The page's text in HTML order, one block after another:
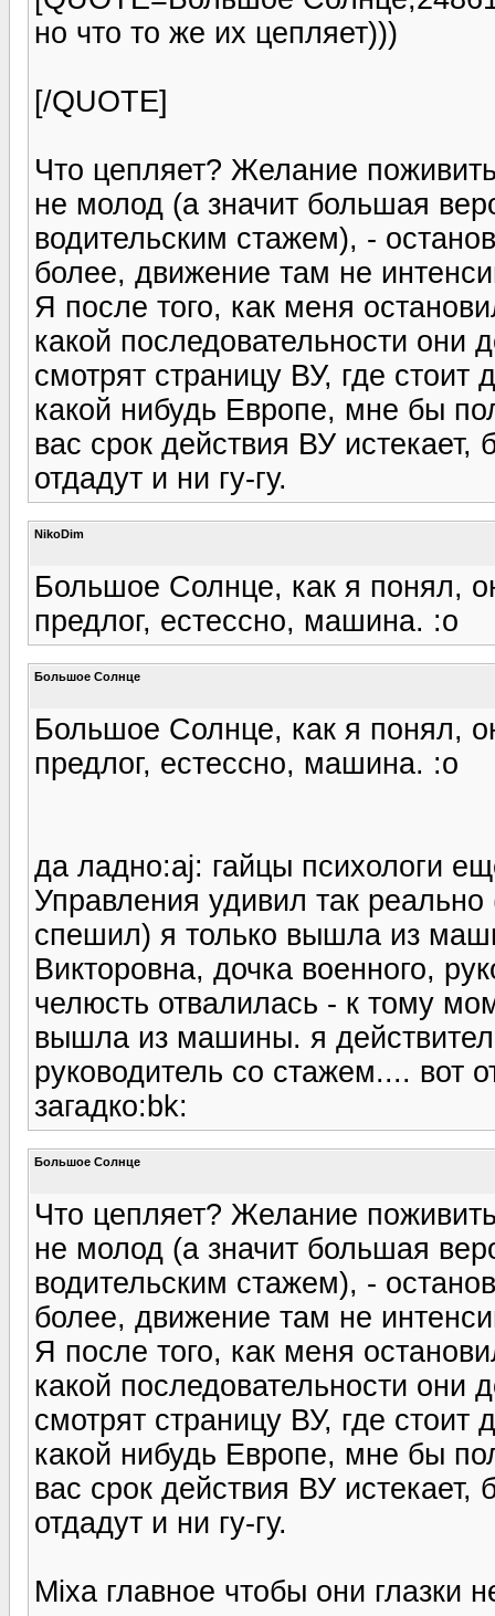
но что то же их цепляет)))
[/QUOTE]
Что цепляет? Желание
не молод (а значит большая
водительским стажем), -
более, движение там не
Я после того, как меня
какой последовательности они
смотрят страницу ВУ, где
какой нибудь Европе, мне бы
вас срок действия ВУ
отдадут и ни гу-гу.
NikoDim
Большое Солнце, как я понял,
предлог, естессно, машина. :o
Большое Солнце
Большое Солнце, как я понял,
предлог, естессно, машина. :o
да ладно:aj: гайцы психологи
Управления удивил так
спешил) я только вышла из
Викторовна, дочка военного,
челюсть отвалилась - к тому
вышла из машины. я
руководитель со стажем.... вот
загадко:bk:
Большое Солнце
Что цепляет? Желание
не молод (а значит большая
водительским стажем), -
более, движение там не
Я после того, как меня
какой последовательности они
смотрят страницу ВУ, где
какой нибудь Европе, мне бы
вас срок действия ВУ
отдадут и ни гу-гу.
Mixa главное чтобы они глазки